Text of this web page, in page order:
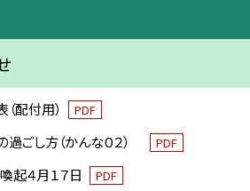
配付用） PDF
ごし方（かんな０２） PDF
４月１７日 PDF